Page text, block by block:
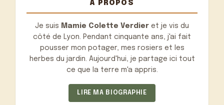
À PROPOS
Je suis Mamie Colette Verdier et je vis du
côté de Lyon. Pendant cinquante ans, j'ai fait
pousser mon potager, mes rosiers et les
herbes du jardin. Aujourd'hui, je partage ici tout
ce que la terre m'a appris.
LIRE MA BIOGRAPHIE